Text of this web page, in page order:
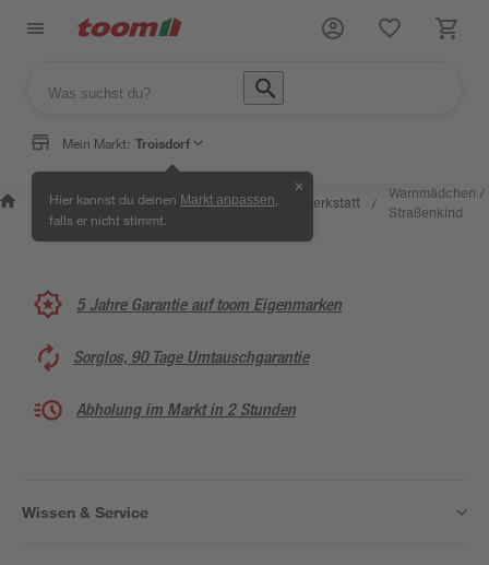
Mein Markt: Troisdorf
Hier kannst du deinen Markt anpassen
falls er nicht stimmt.
✕
Wissen &
Service
/
Selbermachen
& Ratgeber
/ Kreativwerkstatt /
Warnmädchen /
Straßenkind
5 Jahre Garantie auf toom Eigenmarken
Sorglos, 90 Tage Umtauschgarantie
Abholung im Markt in 2 Stunden
Wissen & Service